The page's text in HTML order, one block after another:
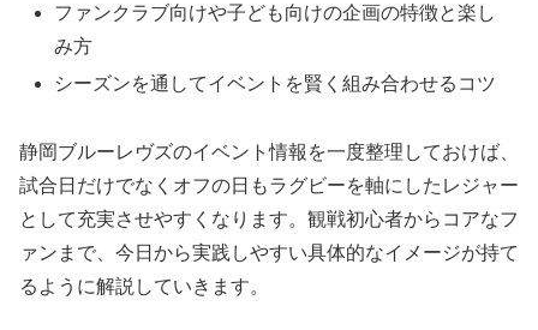
ファンクラブ向けや子ども向けの企画の特徴と楽し
み方
シーズンを通してイベントを賢く組み合わせるコツ
静岡ブルーレヴズのイベント情報を一度整理しておけば、
試合日だけでなくオフの日もラグビーを軸にしたレジャー
として充実させやすくなります。観戦初心者からコアなフ
ァンまで、今日から実践しやすい具体的なイメージが持て
るように解説していきます。